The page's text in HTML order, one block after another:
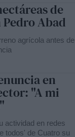
de
Pedro Abad
agrícola antes de
en
"A mi
actividad en redes
todos' de Cuatro su